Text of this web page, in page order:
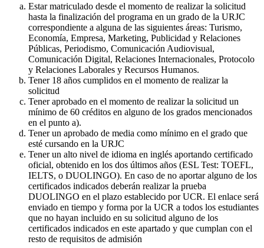
Estar matriculado desde el momento de realizar la solicitud
hasta la finalización del programa en un grado de la URJC
correspondiente a alguna de las siguientes áreas: Turismo,
Economía, Empresa, Marketing, Publicidad y Relaciones
Públicas, Periodismo, Comunicación Audiovisual,
Comunicación Digital, Relaciones Internacionales, Protocolo
y Relaciones Laborales y Recursos Humanos.
Tener 18 años cumplidos en el momento de realizar la
solicitud
Tener aprobado en el momento de realizar la solicitud un
mínimo de 60 créditos en alguno de los grados mencionados
en el punto a).
Tener un aprobado de media como mínimo en el grado que
esté cursando en la URJC
Tener un alto nivel de idioma en inglés aportando certificado
oficial, obtenido en los dos últimos años (ESL Test: TOEFL,
IELTS, o DUOLINGO). En caso de no aportar alguno de los
certificados indicados deberán realizar la prueba
DUOLINGO en el plazo establecido por UCR. El enlace será
enviado en tiempo y forma por la UCR a todos los estudiantes
que no hayan incluido en su solicitud alguno de los
certificados indicados en este apartado y que cumplan con el
resto de requisitos de admisión